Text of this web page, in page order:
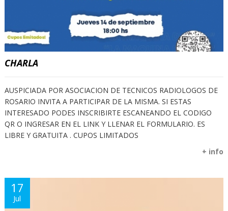
CHARLA
AUSPICIADA POR ASOCIACION DE TECNICOS RADIOLOGOS DE
ROSARIO INVITA A PARTICIPAR DE LA MISMA. SI ESTAS
INTERESADO PODES INSCRIBIRTE ESCANEANDO EL CODIGO
QR O INGRESAR EN EL LINK Y LLENAR EL FORMULARIO. ES
LIBRE Y GRATUITA . CUPOS LIMITADOS
+ info
17
Jul